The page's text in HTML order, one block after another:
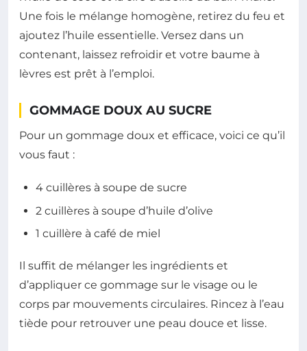
Une fois le mélange homogène, retirez du feu et
ajoutez l’huile essentielle. Versez dans un
contenant, laissez refroidir et votre baume à
lèvres est prêt à l’emploi.
GOMMAGE DOUX AU SUCRE
Pour un gommage doux et efficace, voici ce qu’il
vous faut :
4 cuillères à soupe de sucre
2 cuillères à soupe d’huile d’olive
1 cuillère à café de miel
Il suffit de mélanger les ingrédients et
d’appliquer ce gommage sur le visage ou le
corps par mouvements circulaires. Rincez à l’eau
tiède pour retrouver une peau douce et lisse.